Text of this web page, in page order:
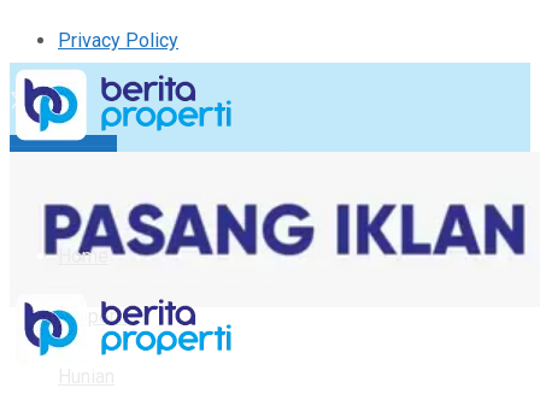
Privacy Policy
Kirim Tulisan
Logout
Home
Properti